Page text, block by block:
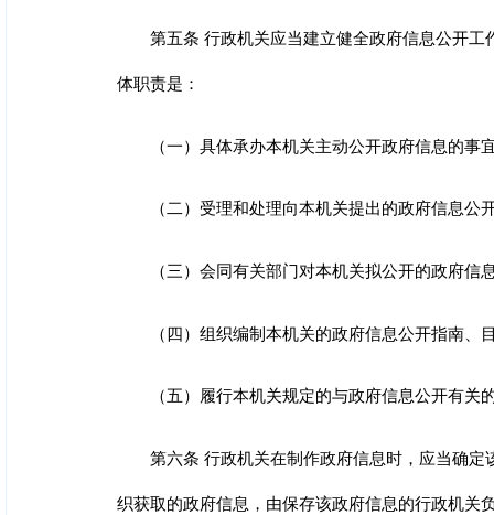
第五条 行政机关应当建立健全政府信息公开
体职责是：
（一）具体承办本机关主动公开政府信息的
（二）受理和处理向本机关提出的政府信息公
（三）会同有关部门对本机关拟公开的政府信
（四）组织编制本机关的政府信息公开指南、
（五）履行本机关规定的与政府信息公开有关
第六条 行政机关在制作政府信息时，应当确
织获取的政府信息，由保存该政府信息的行政机关